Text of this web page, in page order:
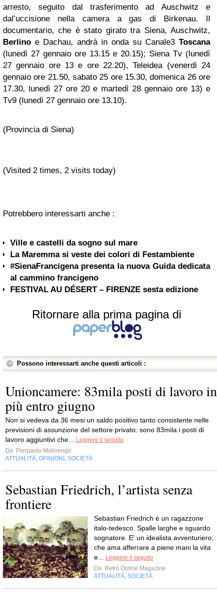
arresto, seguito dal trasferimento ad Auschwitz e
dal’uccisione nella camera a gas di Birkenau. Il
documentario, che è stato girato tra Siena, Auschwitz,
Berlino e Dachau, andrà in onda su Canale3 Toscana
(lunedì 27 gennaio ore 13.15 e 20.15); Siena Tv (lunedì
27 gennaio ore 13 e ore 22.20), Teleidea (venerdì 24
gennaio ore 21.50, sabato 25 ore 15.30, domenica 26 ore
17.30, lunedì 27 ore 20 e martedì 28 gennaio ore 13) e
Tv9 (lunedì 27 gennaio ore 13.10).
(Provincia di Siena)
(Visited 2 times, 2 visits today)
Potrebbero interessarti anche :
Ville e castelli da sogno sul mare
La Maremma si veste dei colori di Festambiente
#SienaFrancigena presenta la nuova Guida dedicata
al cammino francigeno
FESTIVAL AU DÉSERT – FIRENZE sesta edizione
Ritornare alla prima pagina di
Possono interessarti anche questi articoli :
Unioncamere: 83mila posti di lavoro in
più entro giugno
Non si vedeva da 36 mesi un saldo positivo tanto consistente nelle
previsioni di assunzione del settore privato: sono 83mila i posti di
lavoro aggiuntivi che...
Leggere il seguito
Da Pierpaolo Molinengo
ATTUALITÀ OPINIONI SOCIETÀ
Sebastian Friedrich, l’artista senza
frontiere
Sebastian Friedrich è un ragazzone
italo-tedesco. Spalle larghe e sguardo
sognatore. E' un idealista avventuriero,
che ama afferrare a piene mani la vita
e...
Leggere il seguito
Da Retrò Online Magazine
ATTUALITÀ SOCIETÀ